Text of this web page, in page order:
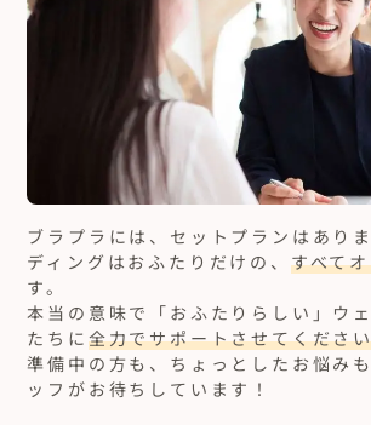
ブラプラには、セットプランはあり
ディングはおふたりだけの、 すべて
す。
本当の意味で「おふたりらしい」ウ
たちに 全力でサポートさせてくださ
準備中の方も、ちょっとしたお悩み
ッフがお待ちしています！